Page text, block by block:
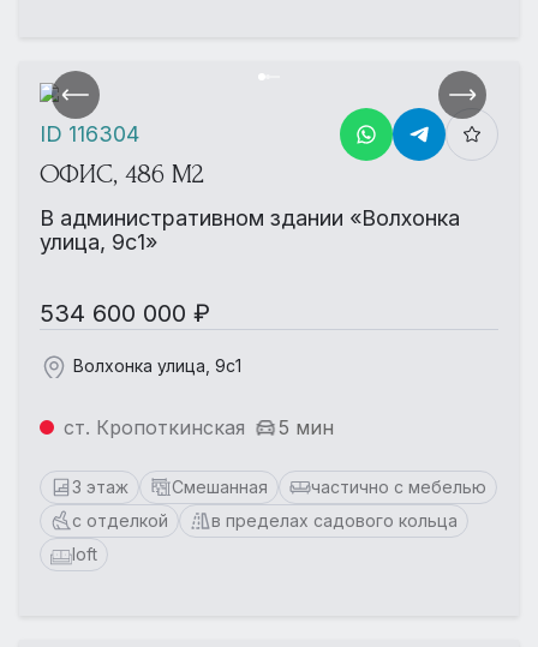
ОФИС, 486 М2
В административном здании «Волхонка
улица, 9с1»
534 600 000 ₽
Волхонка улица, 9с1
ст. Кропоткинская 5 мин
3 этаж Смешанная
частично с мебелью
с отделкой
в пределах садового кольца
loft
ID 116304